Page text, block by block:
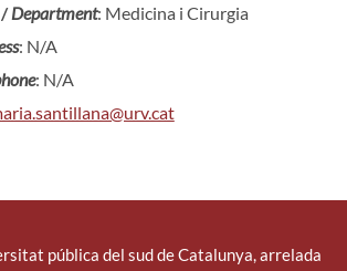
/Department: Medicina i Cirurgia
: N/A
: N/A
pública del sud de Catalunya, arrelada